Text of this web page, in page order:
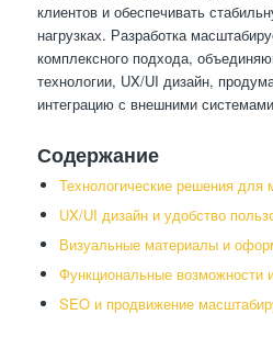
клиентов и обеспечивать
нагрузках. Разработка
комплексного подхода,
технологии, UX/UI дизайн,
интеграцию с внешними
Содержание
Технологические решения
UX/UI дизайн и удобство
Визуальные материалы и
Функциональные возможности
SEO и продвижение